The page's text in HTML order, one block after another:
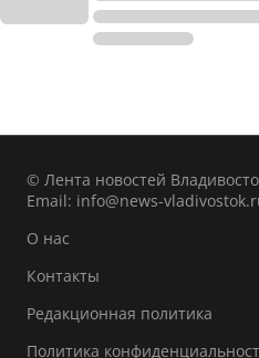
© Лента новостей
Email: info@news-
О нас
Контакты
Редакционная политика
Политика